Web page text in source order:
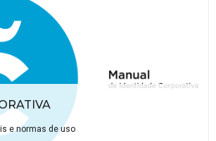
e normas de uso